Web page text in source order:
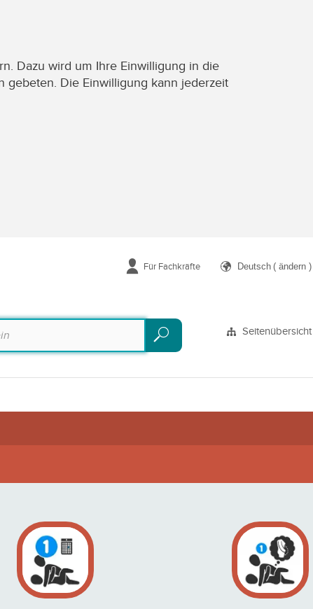
Dazu wird um Ihre Einwilligung in die
gebeten. Die Einwilligung kann jederzeit
Für Fachkräfte Deutsch ( ändern )
Suchen
Suchen
Seitenübersicht